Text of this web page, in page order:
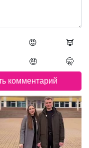
😡 👿
🤑 🤫